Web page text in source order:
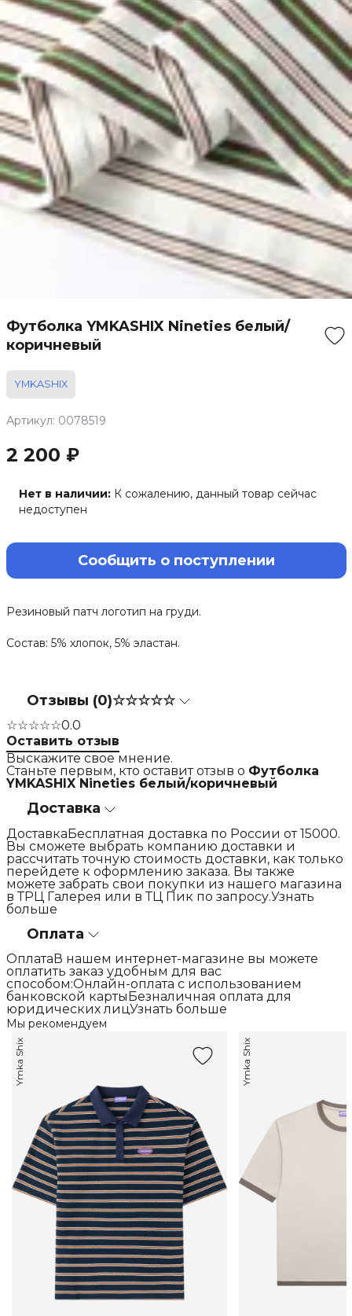
Футболка YMKASHIX Nineties белый/
коричневый
YMKASHIX
Артикул: 0078519
2 200 ₽
Нет в наличии: К сожалению, данный товар сейчас
недоступен
Сообщить о поступлении
Резиновый патч логотип на груди.
Состав: 5% хлопок, 5% эластан.
Отзывы (0)☆☆☆☆☆
☆☆☆☆☆0.0
Оставить отзыв
Выскажите свое мнение.
Станьте первым, кто оставит отзыв о Футболка
YMKASHIX Nineties белый/коричневый
Доставка
ДоставкаБесплатная доставка по России от 15000.
Вы сможете выбрать компанию доставки и
рассчитать точную стоимость доставки, как только
перейдете к оформлению заказа. Вы также
можете забрать свои покупки из нашего магазина
в ТРЦ Галерея или в ТЦ Пик по запросу.Узнать
больше
Оплата
ОплатаВ нашем интернет-магазине вы можете
оплатить заказ удобным для вас
способом:Онлайн-оплата с использованием
банковской картыБезналичная оплата для
юридических лицУзнать больше
Мы рекомендуем
Ymka Shix Ymka Shix